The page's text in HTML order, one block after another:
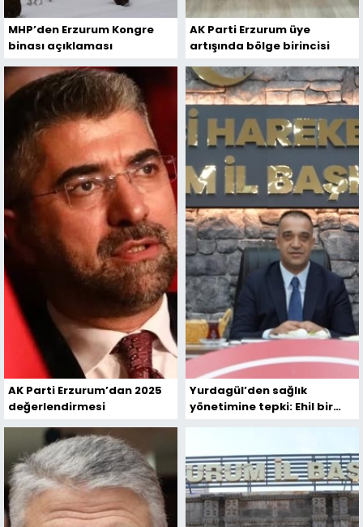
MHP’den Erzurum Kongre
binası açıklaması
AK Parti Erzurum üye
artışında bölge birincisi
AK Parti Erzurum’dan 2025
değerlendirmesi
Yurdagül’den sağlık
yönetimine tepki: Ehil bir